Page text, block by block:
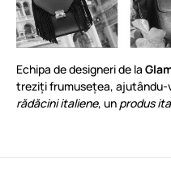
Echipa de designeri de la
treziți frumusețea, ajutându-
rădăcini italiene, un produs